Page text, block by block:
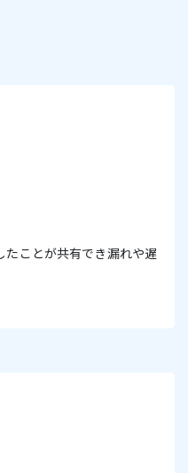
ことが共有でき漏れや遅